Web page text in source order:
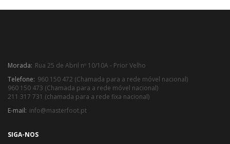
Morada: Rua 25 de Abril nº 10/10A - Prior Velho
Telefone: 960 150 472 (Chamada para a rede móvel nacional)
960 150 473 (Chamada para a rede móvel nacional)
211 317 731 (chamada para a rede fixa nacional)
E-mail: info@masterfoot.pt
SIGA-NOS